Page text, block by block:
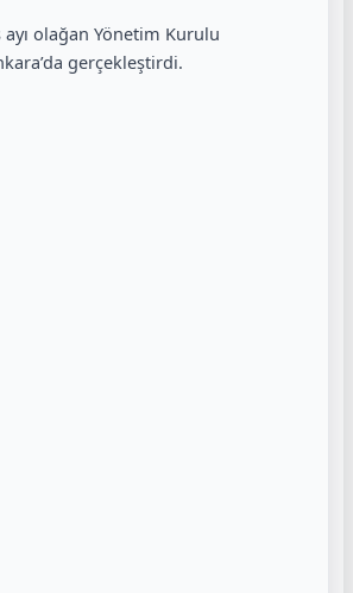
ayı olağan Yönetim Kurulu
gerçekleştirdi.